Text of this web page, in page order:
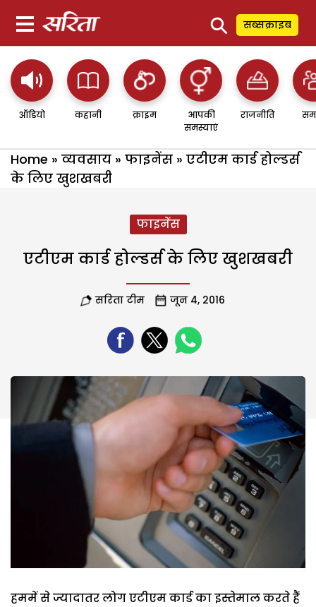
⚲ सब्सक्राइब
ऑडियो कहानी क्राइम
आपकी
समस्याएं
राजनीति
Home » व्यवसाय » फाइनेंस » एटीएम कार्ड होल्डर्स
के लिए खुशखबरी
फाइनेंस
एटीएम कार्ड होल्डर्स के लिए खुशखबरी
सरिता टीम जून 4, 2016
हममें से ज्यादातर लोग एटीएम कार्ड का इस्तेमाल करते हैं